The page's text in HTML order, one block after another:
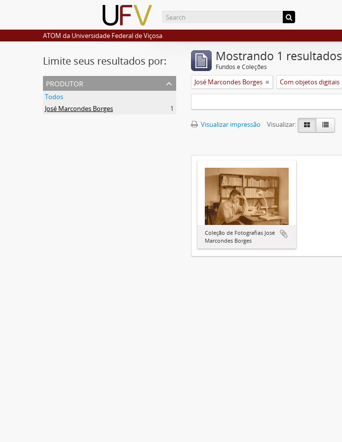
ATOM da Universidade Federal de Viçosa
Limite seus resultados por:
produtor
Todos
José Marcondes Borges
1
Mostrando 1 resultados
Fundos e Coleções
José Marcondes Borges Com objetos digitais
Visualizar impressão
Visualizar:
Coleção de Fotografias José
Marcondes Borges